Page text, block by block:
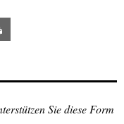
Sie diese Form